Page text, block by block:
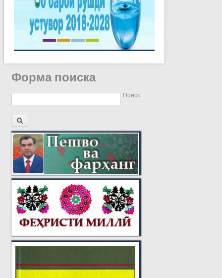
Форма поиска
Поиск